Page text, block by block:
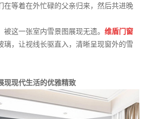
在等着在外忙碌的父亲归来，然后共进晚
这一张室内雪景图展现无遗。 维盾门窗
璃，让视线长驱直入，清晰呈现窗外的雪
现现代生活的优雅精致